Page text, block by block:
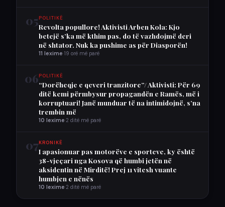
05POLITIKË
Revolta popullore! Aktivisti Arben Kola: Kjo
betejë s’ka më kthim pas, do të vazhdojmë deri
në shtator. Nuk ka pushime as për Diasporën!
11 lexime 19 orë më parë
06POLITIKË
“Dorëheqje e qeveri tranzitore”/ Aktivisti: Për 69
ditë kemi përmbysur propagandën e Ramës, më i
korruptuari! Janë munduar të na intimidojnë, s’na
trembin më
10 lexime 2 ditë më parë
07KRONIKË
I apasionuar pas motorëve e sporteve, ky është
38-vjeçari nga Kosova që humbi jetën në
aksidentin në Mirditë! Prej 11 vitesh vuante
humbjen e nënës
10 lexime 2 ditë më parë